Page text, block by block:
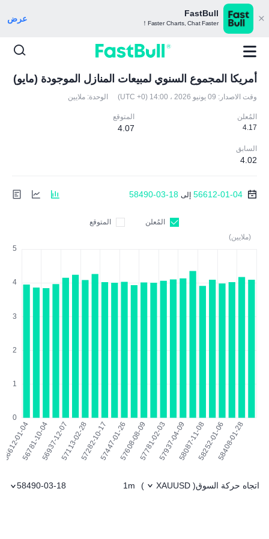
FastBull
Faster Charts, Chat Faster！ عرض
أمريكا المجموع السنوي لمبيعات المنازل الموجودة (مايو)
وقت الاصدار: 09 يونيو 2026 ، 14:00 (UTC +0) الوحدة: ملايين
المُعلن
4.17
المتوقع
4.07
السابق
4.02
56612-01-04 إلى 58490-03-18
المُعلن
المتوقع
(ملايين)
اتجاه حركة السوق(
XAUUSD
)
1m
58490-03-18